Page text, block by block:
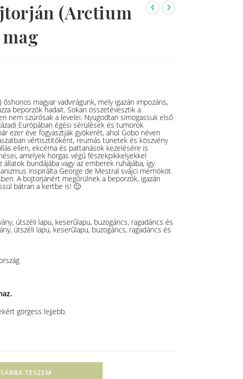
(Arctium
őshonos magyar vadvirágunk, mely igazán impozáns,
beporzók hadait. Sokan összetévesztik a
nem szúrósak a levelei. Nyugodtan simogassuk első
Európában égési sérülések és tumorok
ezer éve fogyasztják gyökerét, ahol Gobo néven
vértisztítóként, reumás tünetek és köszvény
ellen, ekcéma és pattanások kezelésére is
amelyek horgas végű fészekpikkelyekkel
bundájába vagy az emberek ruhájába, így
inspirálta George de Mestral svájci mérnököt
A bojtorjánért megőrülnek a beporzók, igazán
bátran a kertbe is! 🙂
útszéli lapu, keserűlapu, buzogáncs, ragadáncs és
útszéli lapu, keserűlapu, buzogáncs, ragadáncs és
görgess lejjebb.
TESZEM